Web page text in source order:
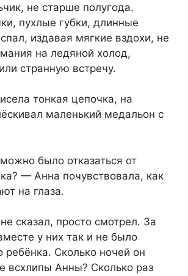
не старше полугода.
пухлые губки, длинные
издавая мягкие вздохи, не
на ледяной холод,
странную встречу.
тонкая цепочка, на
маленький медальон с
было отказаться от
— Анна почувствовала, как
на глаза.
сказал, просто смотрел. За
у них так и не было
ребёнка. Сколько ночей он
всхлипы Анны? Сколько раз